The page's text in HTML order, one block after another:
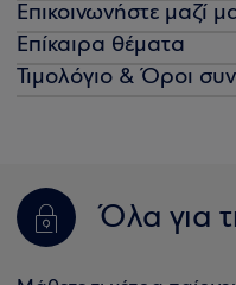
Επικοινωνήστε μαζί
Επίκαιρα θέματα
Τιμολόγιο & Όροι
Όλα για